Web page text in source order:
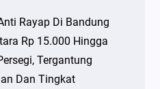
Rayap Di Bandung
Rp 15.000 Hingga
Tergantung
Dan Tingkat